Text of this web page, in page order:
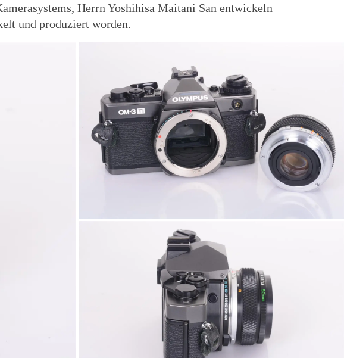
Herrn Yoshihisa Maitani San entwickeln
und produziert worden.